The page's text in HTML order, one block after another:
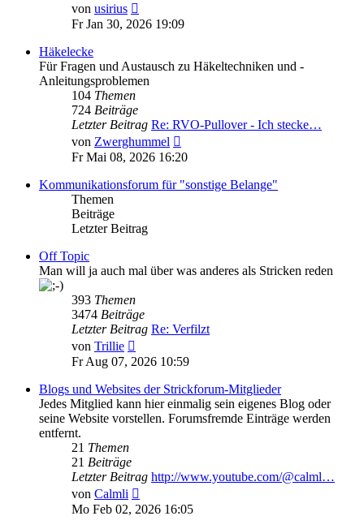
von usirius
Beitrag
Fr Jan 30, 2026 19:09
Häkelecke
Für Fragen und Austausch zu Häkeltechniken und -
Anleitungsproblemen
104 Themen
724 Beiträge
Letzter Beitrag Re: RVO-Pullover - Ich stecke…
von Zwerghummel
Beitrag
Fr Mai 08, 2026 16:20
Kommunikationsforum für "sonstige Belange"
Themen
Beiträge
Letzter Beitrag
Off Topic
Man will ja auch mal über was anderes als Stricken reden
393 Themen
3474 Beiträge
Letzter Beitrag Re: Verfilzt
von Trillie
Beitrag
Fr Aug 07, 2026 10:59
Blogs und Websites der Strickforum-Mitglieder
Jedes Mitglied kann hier einmalig sein eigenes Blog oder
seine Website vorstellen. Forumsfremde Einträge werden
entfernt.
21 Themen
21 Beiträge
Letzter Beitrag http://www.youtube.com/@calml…
von Calmli
Beitrag
Mo Feb 02, 2026 16:05